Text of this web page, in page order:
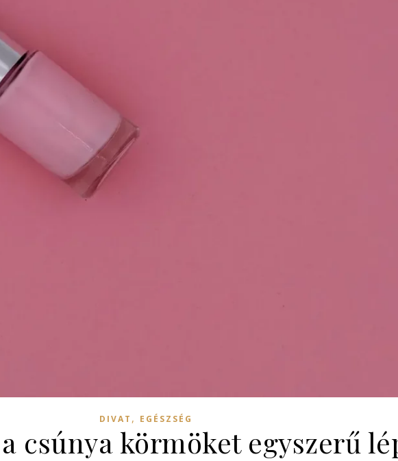
DIVAT , EGÉSZSÉG
csúnya körmöket egyszerű